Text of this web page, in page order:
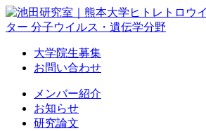
Skip
to
content
大学院生募集
お問い合わせ
メンバー紹介
お知らせ
研究論文